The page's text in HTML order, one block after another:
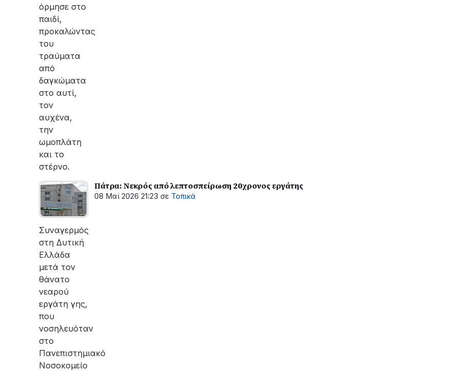
όρμησε στο
παιδί,
προκαλώντας
του
τραύματα
από
δαγκώματα
στο αυτί,
τον
αυχένα,
την
ωμοπλάτη
και το
στέρνο.
Πάτρα: Νεκρός από λεπτοσπείρωση 20χρονος εργάτης
08 Μαϊ 2026 21:23 σε Τοπικά
Συναγερμός
στη Δυτική
Ελλάδα
μετά τον
θάνατο
νεαρού
εργάτη γης,
που
νοσηλευόταν
στο
Πανεπιστημιακό
Νοσοκομείο